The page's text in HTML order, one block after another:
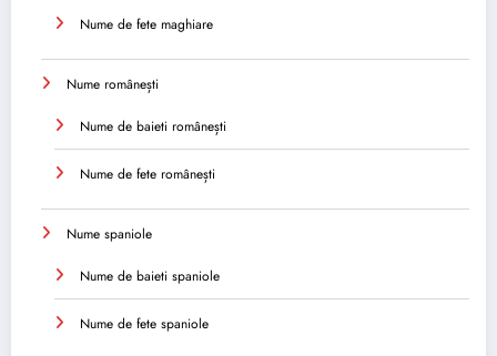
Nume de fete maghiare
Nume românești
Nume de baieti românești
Nume de fete românești
Nume spaniole
Nume de baieti spaniole
Nume de fete spaniole